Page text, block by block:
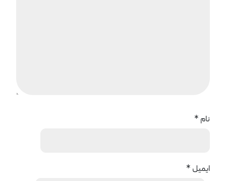
نام *
ایمیل *